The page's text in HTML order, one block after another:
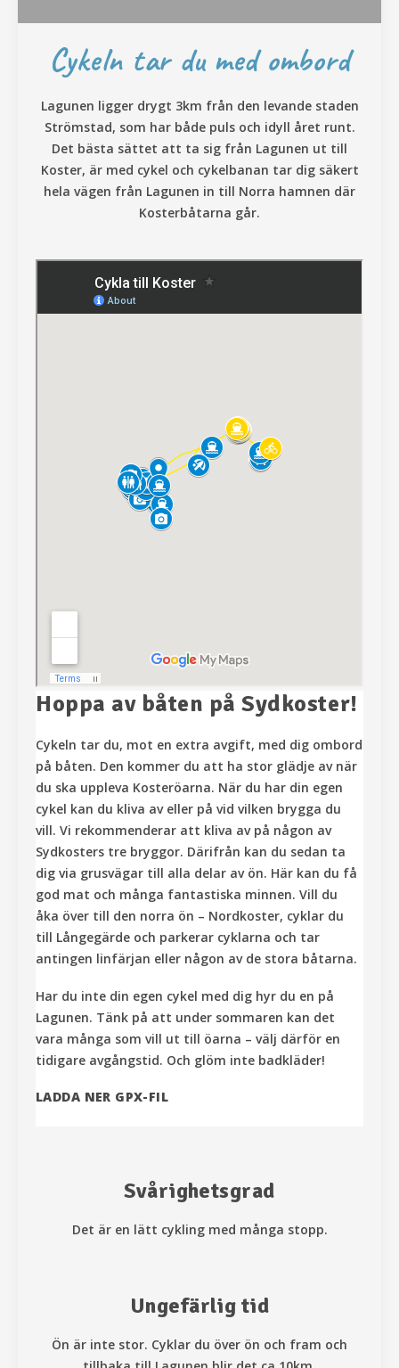
Cykeln tar du med ombord
Lagunen ligger drygt 3km från den levande staden
Strömstad, som har både puls och idyll året runt.
Det bästa sättet att ta sig från Lagunen ut till
Koster, är med cykel och cykelbanan tar dig säkert
hela vägen från Lagunen in till Norra hamnen där
Kosterbåtarna går.
Hoppa av båten på Sydkoster!
Cykeln tar du, mot en extra avgift, med dig ombord
på båten. Den kommer du att ha stor glädje av när
du ska uppleva Kosteröarna. När du har din egen
cykel kan du kliva av eller på vid vilken brygga du
vill. Vi rekommenderar att kliva av på någon av
Sydkosters tre bryggor. Därifrån kan du sedan ta
dig via grusvägar till alla delar av ön. Här kan du få
god mat och många fantastiska minnen. Vill du
åka över till den norra ön – Nordkoster, cyklar du
till Långegärde och parkerar cyklarna och tar
antingen linfärjan eller någon av de stora båtarna.
Har du inte din egen cykel med dig hyr du en på
Lagunen. Tänk på att under sommaren kan det
vara många som vill ut till öarna – välj därför en
tidigare avgångstid. Och glöm inte badkläder!
LADDA NER GPX-FIL
Svårighetsgrad
Det är en lätt cykling med många stopp.
Ungefärlig tid
Ön är inte stor. Cyklar du över ön och fram och